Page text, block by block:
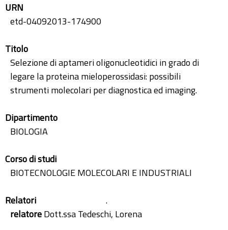
URN
etd-04092013-174900
Titolo
Selezione di aptameri oligonucleotidici in grado di
legare la proteina mieloperossidasi: possibili
strumenti molecolari per diagnostica ed imaging.
Dipartimento
BIOLOGIA
Corso di studi
BIOTECNOLOGIE MOLECOLARI E INDUSTRIALI
Relatori
.
relatoreDott.ssa Tedeschi, Lorena